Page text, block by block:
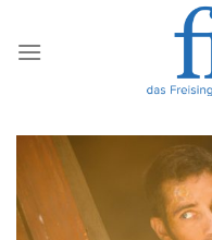
Inhalt
springen